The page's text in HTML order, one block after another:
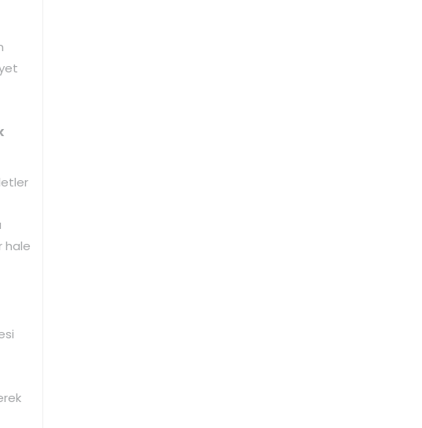
hale